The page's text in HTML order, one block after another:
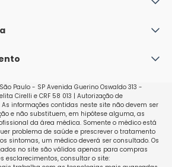
Paulo - SP Avenida Guerino Oswaldo 313 -
Cirelli e CRF 58 013 | Autorização de
informações contidas neste site não devem ser
e não substituem, em hipótese alguma, as
da área médica. Somente o médico está
problema de saúde e prescrever o tratamento
sintomas, um médico deverá ser consultado. Os
no site são válidos apenas para compras
esclarecimentos, consultar o site: